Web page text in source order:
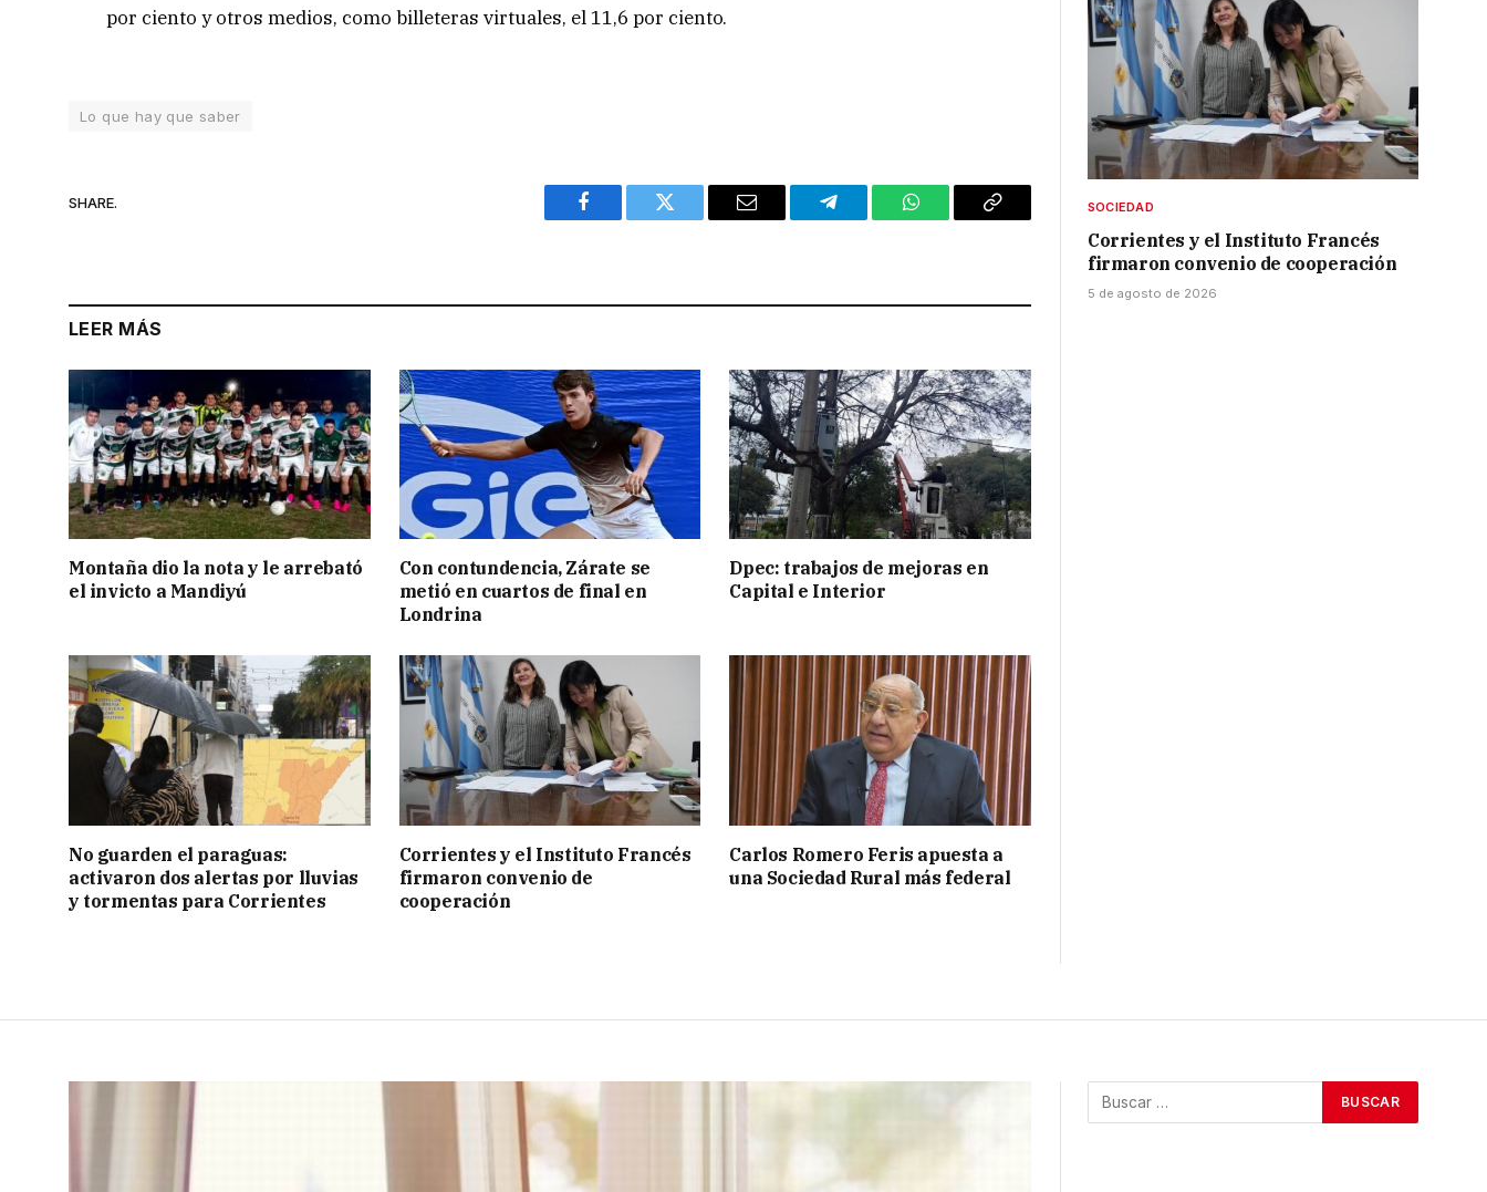
por ciento y otros medios, como billeteras virtuales, el 11,6 por ciento.
Lo que hay que saber
SHARE.
Facebook Twitter Email Telegram WhatsAppCopy
LEER MÁS
Montaña dio la nota y le arrebató
el invicto a Mandiyú
Con contundencia, Zárate se
metió en cuartos de final en
Londrina
Dpec: trabajos de mejoras en
Capital e Interior
No guarden el paraguas:
activaron dos alertas por lluvias
y tormentas para Corrientes
Corrientes y el Instituto Francés
firmaron convenio de
cooperación
Carlos Romero Feris apuesta a
una Sociedad Rural más federal
SOCIEDAD
Corrientes y el Instituto Francés
firmaron convenio de cooperación
5 de agosto de 2026